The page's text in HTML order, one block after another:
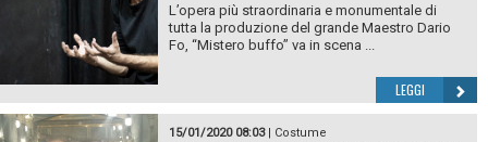
L’opera più straordinaria e monumentale di
tutta la produzione del grande Maestro Dario
Fo, “Mistero buffo” va in scena ...
LEGGI
15/01/2020 08:03| Costume